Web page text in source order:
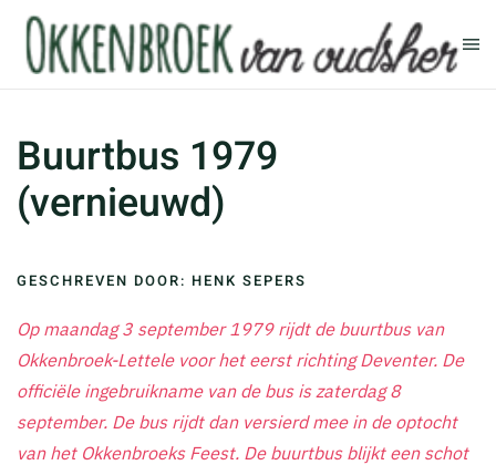
Terug naar hoofdinhoud
Buurtbus 1979
(vernieuwd)
GESCHREVEN DOOR: HENK SEPERS
Op maandag 3 september 1979 rijdt de buurtbus van
Okkenbroek-Lettele voor het eerst richting Deventer. De
officiële ingebruikname van de bus is zaterdag 8
september. De bus rijdt dan versierd mee in de optocht
van het Okkenbroeks Feest. De buurtbus blijkt een schot